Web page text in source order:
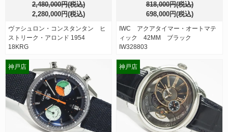
2,480,000円(税込)
2,280,000円(税込)
ヴァシュロン・コンスタンタン ヒ
ストリーク・アロンド 1954
18KRG
818,000円(税込)
698,000円(税込)
IWC アクアタイマー・オートマテ
ィック 42MM ブラック
IW328803
神戸店 神戸店